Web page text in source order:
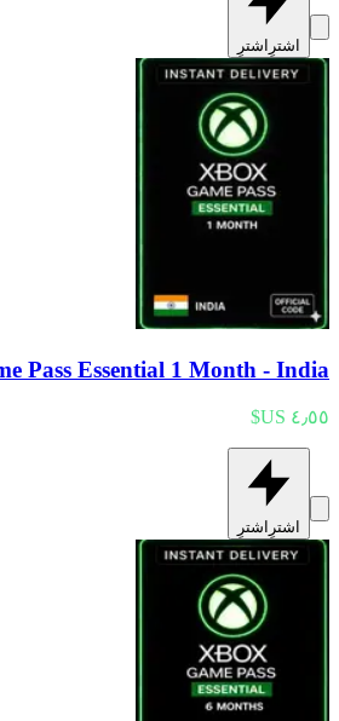
اشترِ اشترِ
Pass Essential 1 Month - India
اشترِ اشترِ